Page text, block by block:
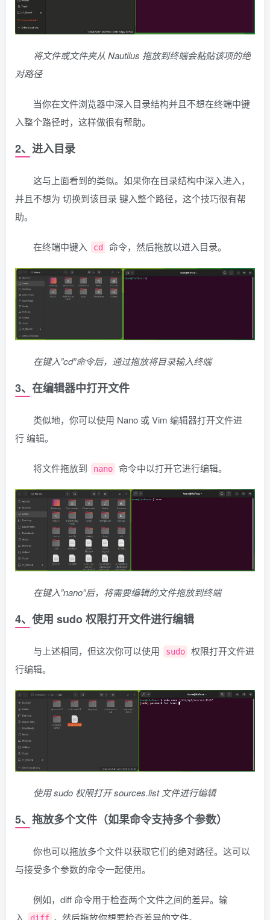
将文件或文件夹从 Nautilus 拖放到终端会粘贴该项的绝
对路径
当你在文件浏览器中深入目录结构并且不想在终端中键
入整个路径时，这样做很有帮助。
2、进入目录
这与上面看到的类似。如果你在目录结构中深入进入，
并且不想为 切换到该目录 键入整个路径，这个技巧很有帮
助。
在终端中键入 cd 命令，然后拖放以进入目录。
在键入”cd”命令后，通过拖放将目录输入终端
3、在编辑器中打开文件
类似地，你可以使用 Nano 或 Vim 编辑器打开文件进
行 编辑。
将文件拖放到 nano 命令中以打开它进行编辑。
在键入”nano”后，将需要编辑的文件拖放到终端
4、使用 sudo 权限打开文件进行编辑
与上述相同，但这次你可以使用 sudo
权限打开文件进
行编辑。
使用 sudo 权限打开 sources.list 文件进行编辑
5、拖放多个文件（如果命令支持多个参数）
你也可以拖放多个文件以获取它们的绝对路径。这可以
与接受多个参数的命令一起使用。
例如，diff 命令用于检查两个文件之间的差异。输
入
，然后拖放你想要检查差异的文件。